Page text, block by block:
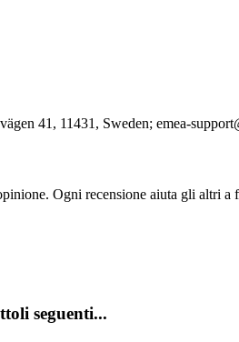
41 , 11431 , Sweden; emea-
Ogni recensione aiuta gli altri a
seguenti...